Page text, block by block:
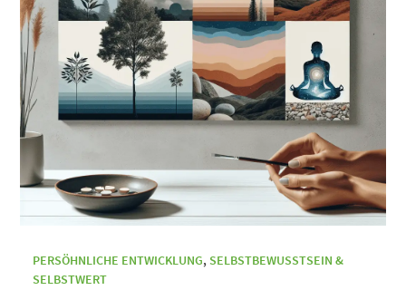
PERSÖHNLICHE ENTWICKLUNG, SELBSTBEWUSSTSEIN &
SELBSTWERT